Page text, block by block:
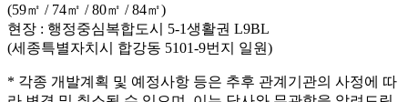
(59㎡ / 74㎡ / 80㎡ / 84㎡)
현장 : 행정중심복합도시 5-1생활권 L9BL
(세종특별자치시 합강동 5101-9번지 일원)
* 각종 개발계획 및 예정사항 등은 추후 관계기관의 사정에 따